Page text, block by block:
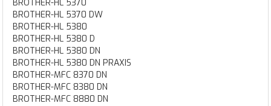
BROTHER-HL 5370
BROTHER-HL 5370 DW
BROTHER-HL 5380
BROTHER-HL 5380 D
BROTHER-HL 5380 DN
BROTHER-HL 5380 DN PRAXIS
BROTHER-MFC 8370 DN
BROTHER-MFC 8380 DN
BROTHER-MFC 8880 DN